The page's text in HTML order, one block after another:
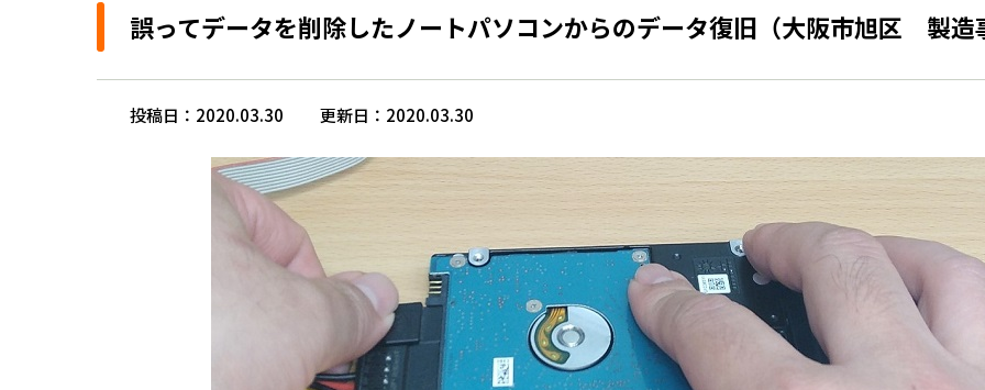
誤ってデータを削除したノートパソコンからのデータ復旧（大阪市旭区 製造
投稿日：2020.03.30 更新日：2020.03.30